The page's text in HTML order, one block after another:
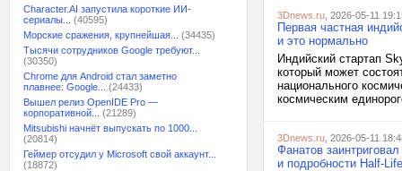
Character.AI запустила короткие ИИ-
сериалы...
(40595)
Морские сражения, крупнейшая...
(34435)
Тысячи сотрудников Google требуют...
(30350)
Chrome для Android стал заметно
плавнее: Google...
(24433)
Вышел релиз OpenIDE Pro —
корпоративной...
(21289)
Mitsubishi начнёт выпускать по 1000...
(20814)
Геймер отсудил у Microsoft свой аккаунт...
(18872)
3Dnews.ru , 2026-05-11
Первая частная
и это нормально
Индийский стартап
который может
национального
космическим
3Dnews.ru , 2026-05-11
Фанатов
и подробности Half-